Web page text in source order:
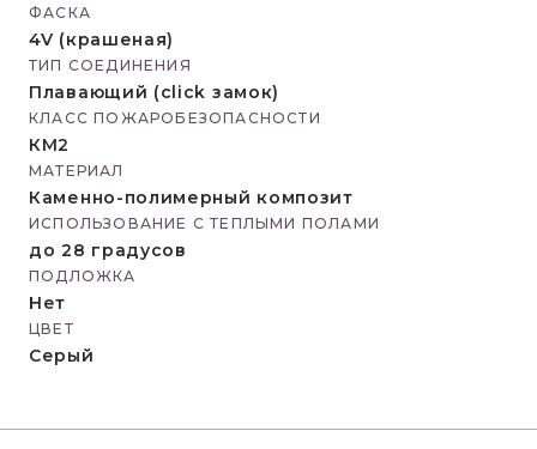
ФАСКА
4V (крашеная)
ТИП СОЕДИНЕНИЯ
Плавающий (click замок)
КЛАСС ПОЖАРОБЕЗОПАСНОСТИ
КМ2
МАТЕРИАЛ
Каменно-полимерный композит
ИСПОЛЬЗОВАНИЕ С ТЕПЛЫМИ ПОЛАМИ
до 28 градусов
ПОДЛОЖКА
Нет
ЦВЕТ
Серый